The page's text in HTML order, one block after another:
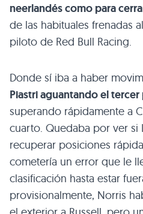
neerlandés como para
de las habituales frenadas
piloto de Red Bull Racing.
Donde sí iba a haber
Piastri aguantando el
superando rápidamente a
cuarto. Quedaba por ver si
recuperar posiciones
cometería un error que le
clasificación hasta estar
provisionalmente, Norris